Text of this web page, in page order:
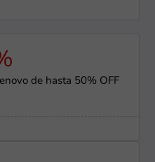
de hasta 50% OFF